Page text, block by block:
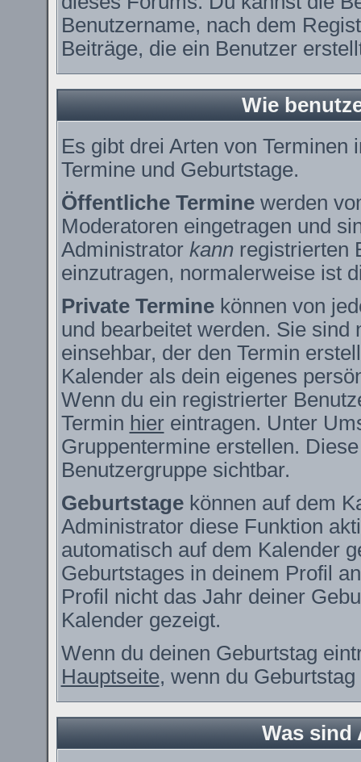
Benutzername, nach dem
Beiträge, die ein Benutzer
Wie
Es gibt drei Arten von Terminen
Termine und Geburtstage.
Öffentliche Terminewerden
Moderatoren eingetragen und
Administrator kannregistrierten
einzutragen, normalerweise ist
Private Terminekönnen von
und bearbeitet werden. Sie
einsehbar, der den Termin
Kalender als dein eigenes
Wenn du ein registrierter
Termin hiereintragen. Unter
Gruppentermine erstellen.
Benutzergruppe sichtbar.
Geburtstagekönnen auf dem
Administrator diese Funktion
automatisch auf dem Kalender
Geburtstages in deinem Profil
Profil nicht das Jahr deiner
Kalender gezeigt.
Wenn du deinen Geburtstag
Hauptseite, wenn du Geburtstag
Was sind